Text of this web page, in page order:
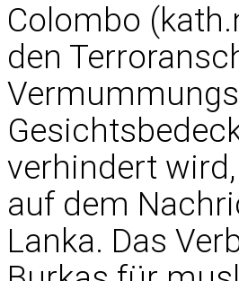
Colombo
den
verhindert
auf dem
Lanka. Das